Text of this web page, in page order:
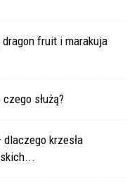
fruit i marakuja
służą?
krzesła